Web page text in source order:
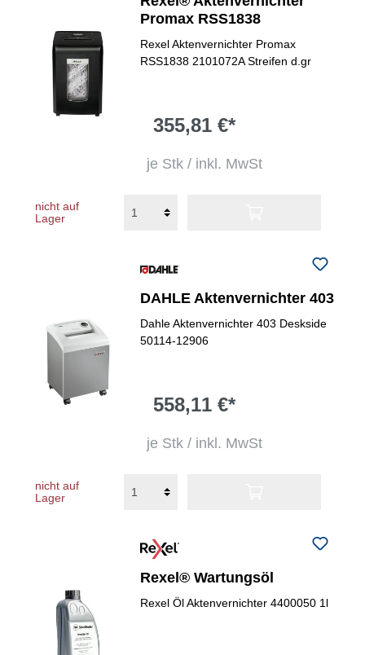
Promax RSS1838
Rexel Aktenvernichter Promax
RSS1838 2101072A Streifen d.gr
355,81 €*
je Stk / inkl. MwSt
nicht auf
Lager
DAHLE Aktenvernichter 403
Dahle Aktenvernichter 403 Deskside
50114-12906
558,11 €*
je Stk / inkl. MwSt
nicht auf
Lager
Rexel® Wartungsöl
Rexel Öl Aktenvernichter 4400050 1l